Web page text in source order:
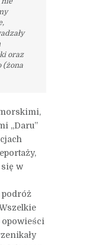
oraz
(żona
„Daru”
się w
podróż
opowieści